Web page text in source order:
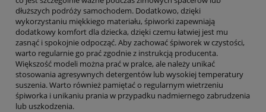
dłuższych podróży samochodem. Dodatkowo, dzięki
wykorzystaniu miękkiego materiału, śpiworki zapewniają
dodatkowy komfort dla dziecka, dzięki czemu łatwiej jest mu
zasnąć i spokojnie odpocząć. Aby zachować śpiworek w czystości,
warto regularnie go prać zgodnie z instrukcją producenta.
Większość modeli można prać w pralce, ale należy unikać
stosowania agresywnych detergentów lub wysokiej temperatury
suszenia. Warto również pamiętać o regularnym wietrzeniu
śpiworka i unikaniu prania w przypadku nadmiernego zabrudzenia
lub uszkodzenia.